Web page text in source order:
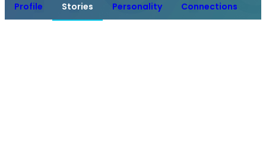
Profile Stories Personality Connections